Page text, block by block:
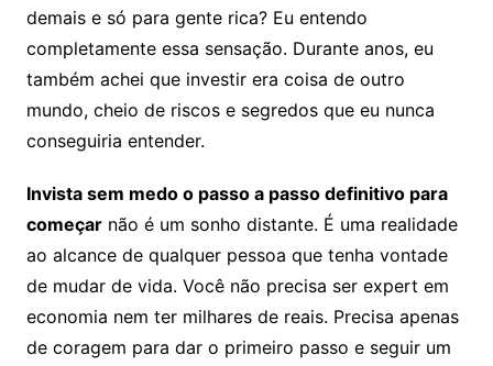
demais e só para gente rica? Eu entendo
completamente essa sensação. Durante anos, eu
também achei que investir era coisa de outro
mundo, cheio de riscos e segredos que eu nunca
conseguiria entender.
Invista sem medo o passo a passo definitivo para
começarnão é um sonho distante. É uma realidade
ao alcance de qualquer pessoa que tenha vontade
de mudar de vida. Você não precisa ser expert em
economia nem ter milhares de reais. Precisa apenas
de coragem para dar o primeiro passo e seguir um